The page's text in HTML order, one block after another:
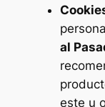
al
este u